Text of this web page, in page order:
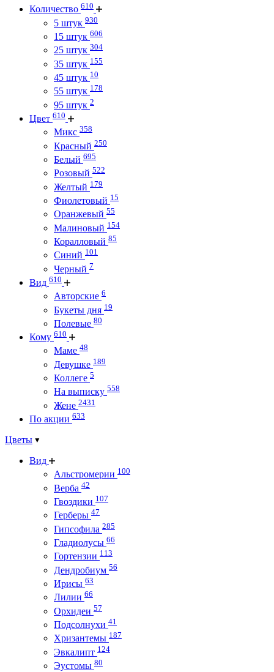
Количество 610
5 штук 930
15 штук 606
25 штук 304
35 штук 155
45 штук 10
55 штук 178
95 штук 2
Цвет 610
Микс 358
Красный 250
Белый 695
Розовый 522
Желтый 179
Фиолетовый 15
Оранжевый 55
Малиновый 154
Коралловый 85
Синий 101
Черный 7
Вид 610
Авторские 6
Букеты дня 19
Полевые 80
Кому 610
Маме 48
Девушке 189
Коллеге 5
На выписку 558
Жене 2431
По акции 633
Цветы
Вид
Альстромерии 100
Верба 42
Гвоздики 107
Герберы 47
Гипсофила 285
Гладиолусы 66
Гортензии 113
Дендробиум 56
Ирисы 63
Лилии 66
Орхидеи 57
Подсолнухи 41
Хризантемы 187
Эвкалипт 124
Эустомы 80